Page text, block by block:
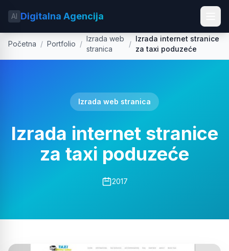
AI Digitalna Agencija
Početna / Portfolio /
Izrada web
stranica
/
Izrada internet stranice
za taxi poduzeće
Izrada web stranica
Izrada internet stranice
za taxi poduzeće
2017